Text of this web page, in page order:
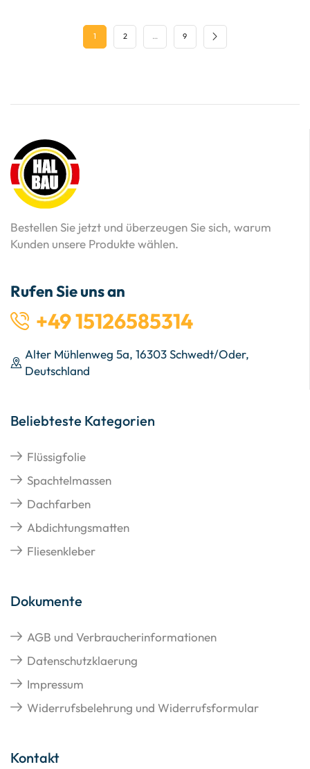
1 2 … 9
Bestellen Sie jetzt und überzeugen Sie sich, warum
Kunden unsere Produkte wählen.
Rufen Sie uns an
+49 15126585314
Alter Mühlenweg 5a, 16303 Schwedt/Oder,
Deutschland
Beliebteste Kategorien
Flüssigfolie
Spachtelmassen
Dachfarben
Abdichtungsmatten
Fliesenkleber
Dokumente
AGB und Verbraucherinformationen
Datenschutzklaerung
Impressum
Widerrufsbelehrung und Widerrufsformular
Kontakt